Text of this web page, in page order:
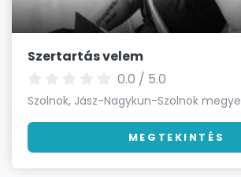
Szertartás velem
0.0 / 5.0
Szolnok, Jász-Nagykun-Szolnok megye
MEGTEKINTÉS